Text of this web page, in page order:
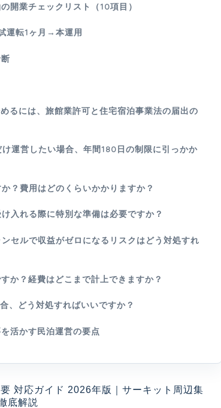
開業チェックリスト（10項目）
運転1ヶ月→本運用
るには、旅館業許可と住宅宿泊事業法の届出の
運営したい場合、年間180日の制限に引っかか
？費用はどのくらいかかりますか？
入れる際に特別な準備は必要ですか？
セルで収益がゼロになるリスクはどう対処すれ
か？経費はどこまで計上できますか？
、どう対処すればいいですか？
活かす民泊運営の要点
対応ガイド 2026年版｜サーキット周辺集
底解説